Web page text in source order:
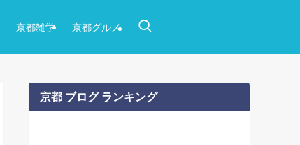
京都雑学 京都グルメ
京都 ブログ ランキング